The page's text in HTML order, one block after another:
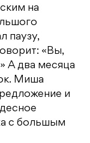
на
паузу,
«Вы,
А два месяца
Миша
и
с большым